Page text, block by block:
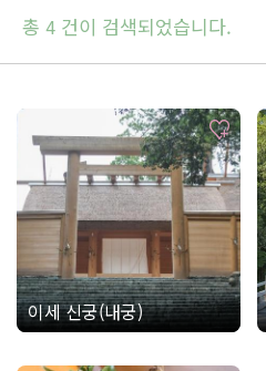
총 4 건이 검색되었습니다.
이세 신궁(내궁)